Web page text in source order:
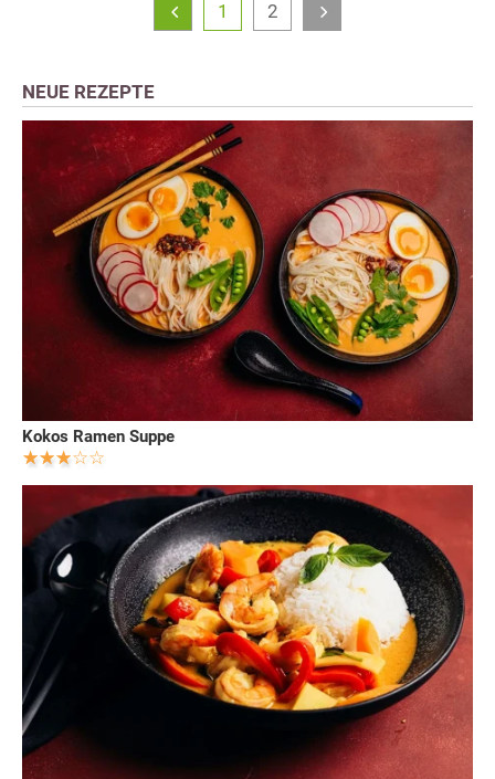
1 2
NEUE REZEPTE
Kokos Ramen Suppe